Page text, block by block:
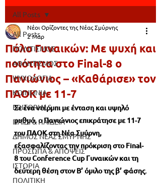
All Posts
ΠΟΛΙΤΙΣΜΟΣ
ΑΘΛΗΤΙΣΜΟΣ
ΨΥΧΟΛΟΓΙΑ
ΚΟΙΝΩΝΙΑ
EDITORIALS
ΠΑΙΔΙ & ΠΑΙΔΕΙΑ
ΔΗΜΟΣ ΝΕΑΣ ΣΜΥΡΝΗΣ
ΠΡΟΣΩΠΑ & ΑΠΟΨΕΙΣ
ΙΣΤΟΡΙΑ
ΠΟΛΙΤΙΚΗ
All Posts
Πόλο Γυναικών: Με ψυχή και
ποιότητα στο Final-8 ο
Πανιώνιος – «Καθάρισε» τον
ΠΑΟΚ με 11-7
Νέοι Ορίζοντες της Νέας Σμύρνης
2 Μαρ
Σε ένα ντέρμπι με ένταση και υψηλό
ρυθμό, ο Πανιώνιος επικράτησε με 11-7
του ΠΑΟΚ στη Νέα Σμύρνη,
εξασφαλίζοντας την πρόκριση στο Final-
8 του Conference Cup Γυναικών και τη
δεύτερη θέση στον Β’ όμιλο της β’ φάσης.